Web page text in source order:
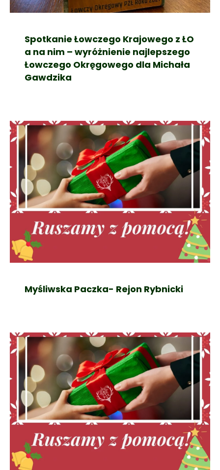
Spotkanie Łowczego Krajowego z ŁO
a na nim – wyróżnienie najlepszego
Łowczego Okręgowego dla Michała
Gawdzika
Myśliwska Paczka- Rejon Rybnicki